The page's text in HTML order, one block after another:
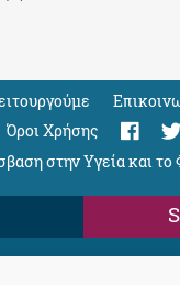
Όροι Χρήσης
στην Υγεία και το